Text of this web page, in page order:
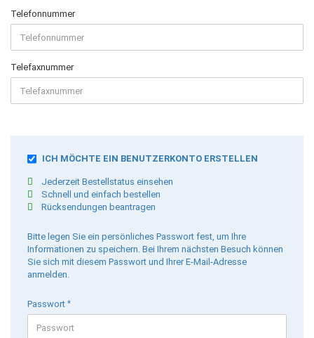
Telefonnummer
Telefaxnummer
SICHERN
IHRE
INFORMATIONEN
MIT
PASSWORT.
ICH MÖCHTE EIN BENUTZERKONTO ERSTELLEN
Jederzeit Bestellstatus einsehen
Schnell und einfach bestellen
Rücksendungen beantragen
Bitte legen Sie ein persönliches Passwort fest, um Ihre
Informationen zu speichern. Bei Ihrem nächsten Besuch können
Sie sich mit diesem Passwort und Ihrer E-Mail-Adresse
anmelden.
Passwort